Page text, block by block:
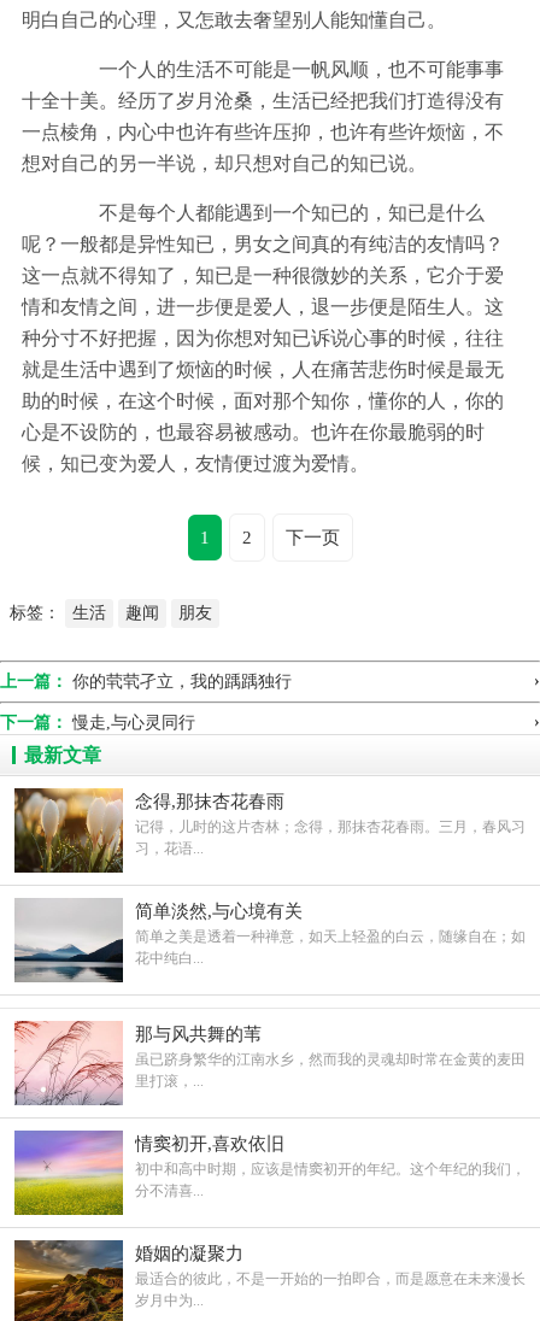
明白自己的心理，又怎敢去奢望别人能知懂自己。
一个人的生活不可能是一帆风顺，也不可能事事
十全十美。经历了岁月沧桑，生活已经把我们打造得没有
一点棱角，内心中也许有些许压抑，也许有些许烦恼，不
想对自己的另一半说，却只想对自己的知已说。
不是每个人都能遇到一个知已的，知已是什么
呢？一般都是异性知已，男女之间真的有纯洁的友情吗？
这一点就不得知了，知已是一种很微妙的关系，它介于爱
情和友情之间，进一步便是爱人，退一步便是陌生人。这
种分寸不好把握，因为你想对知已诉说心事的时候，往往
就是生活中遇到了烦恼的时候，人在痛苦悲伤时候是最无
助的时候，在这个时候，面对那个知你，懂你的人，你的
心是不设防的，也最容易被感动。也许在你最脆弱的时
候，知已变为爱人，友情便过渡为爱情。
1 2 下一页
标签： 生活 趣闻 朋友
上一篇： 你的茕茕孑立，我的踽踽独行 ›
下一篇： 慢走,与心灵同行 ›
最新文章
念得,那抹杏花春雨
记得，儿时的这片杏林；念得，那抹杏花春雨。三月，春风习
习，花语...
简单淡然,与心境有关
简单之美是透着一种禅意，如天上轻盈的白云，随缘自在；如
花中纯白...
那与风共舞的苇
虽已跻身繁华的江南水乡，然而我的灵魂却时常在金黄的麦田
里打滚，...
情窦初开,喜欢依旧
初中和高中时期，应该是情窦初开的年纪。这个年纪的我们，
分不清喜...
婚姻的凝聚力
最适合的彼此，不是一开始的一拍即合，而是愿意在未来漫长
岁月中为...